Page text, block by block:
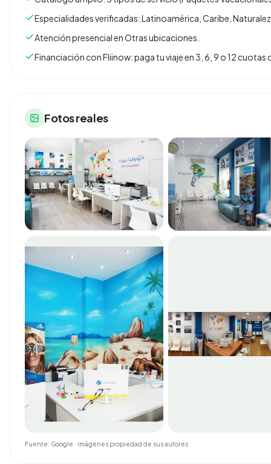
Especialidades verificadas: Latinoamérica, Caribe,
Atención presencial en Otras ubicaciones.
Financiación con Fliinow: paga tu viaje en 3, 6, 9 o 12
Fotos reales
Fuente: Google · imágenes propiedad de sus autores